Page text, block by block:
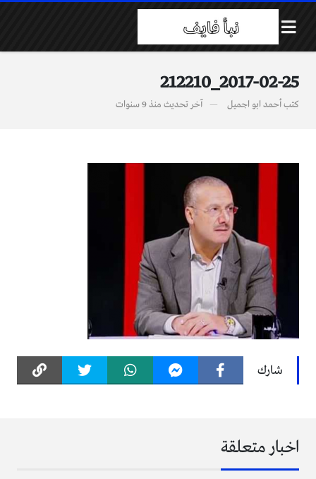
2017-02-25_212210
كتبأحمد ابو اجميل آخر تحديث منذ 9 سنوات
شارك
اخبار متعلقة